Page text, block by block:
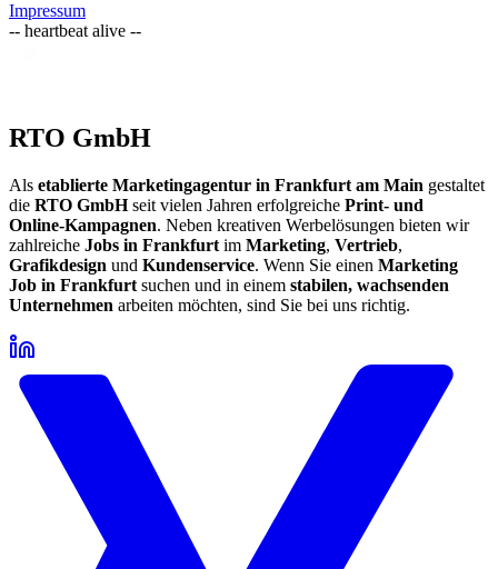
Impressum
-- heartbeat alive --
RTO GmbH
Als etablierte Marketingagentur in Frankfurt am Main gestaltet
die RTO GmbHseit vielen Jahren erfolgreiche Print‑ und
Online‑Kampagnen. Neben kreativen Werbelösungen bieten wir
zahlreiche Jobs in Frankfurt im Marketing, Vertrieb,
Grafikdesign und Kundenservice. Wenn Sie einen Marketing
Job in Frankfurt suchen und in einem stabilen, wachsenden
Unternehmen arbeiten möchten, sind Sie bei uns richtig.